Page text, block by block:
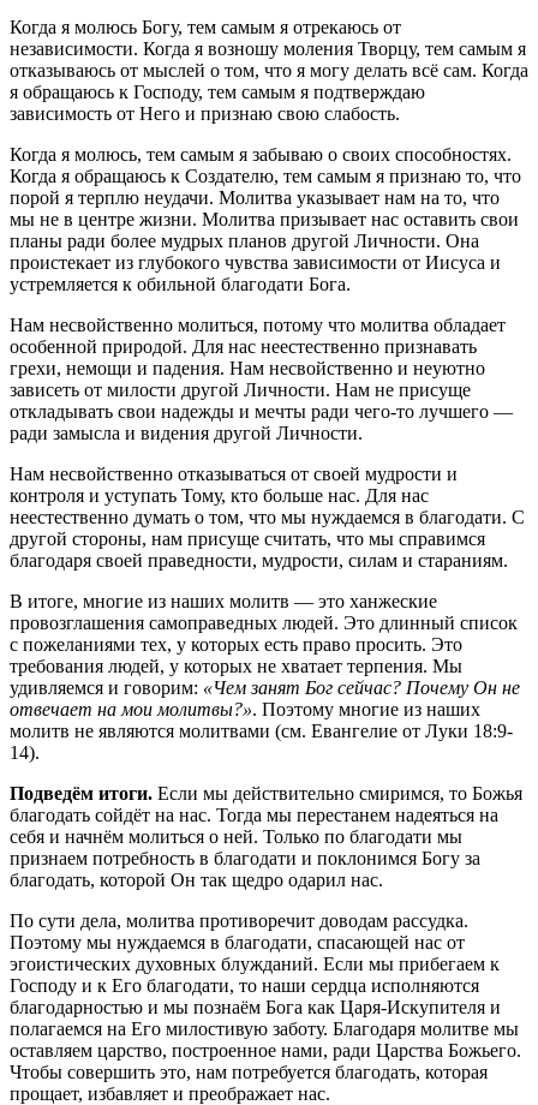
Когда я молюсь Богу, тем самым я отрекаюсь от
независимости. Когда я возношу моления Творцу, тем самым я
отказываюсь от мыслей о том, что я могу делать всё сам. Когда
я обращаюсь к Господу, тем самым я подтверждаю
зависимость от Него и признаю свою слабость.
Когда я молюсь, тем самым я забываю о своих способностях.
Когда я обращаюсь к Создателю, тем самым я признаю то, что
порой я терплю неудачи. Молитва указывает нам на то, что
мы не в центре жизни. Молитва призывает нас оставить свои
планы ради более мудрых планов другой Личности. Она
проистекает из глубокого чувства зависимости от Иисуса и
устремляется к обильной благодати Бога.
Нам несвойственно молиться, потому что молитва обладает
особенной природой. Для нас неестественно признавать
грехи, немощи и падения. Нам несвойственно и неуютно
зависеть от милости другой Личности. Нам не присуще
откладывать свои надежды и мечты ради чего-то лучшего —
ради замысла и видения другой Личности.
Нам несвойственно отказываться от своей мудрости и
контроля и уступать Тому, кто больше нас. Для нас
неестественно думать о том, что мы нуждаемся в благодати. С
другой стороны, нам присуще считать, что мы справимся
благодаря своей праведности, мудрости, силам и стараниям.
В итоге, многие из наших молитв — это ханжеские
провозглашения самоправедных людей. Это длинный список
с пожеланиями тех, у которых есть право просить. Это
требования людей, у которых не хватает терпения. Мы
удивляемся и говорим: «Чем занят Бог сейчас? Почему Он не
отвечает на мои молитвы?». Поэтому многие из наших
молитв не являются молитвами (см. Евангелие от Луки 18:9-
14).
Подведём итоги. Если мы действительно смиримся, то Божья
благодать сойдёт на нас. Тогда мы перестанем надеяться на
себя и начнём молиться о ней. Только по благодати мы
признаем потребность в благодати и поклонимся Богу за
благодать, которой Он так щедро одарил нас.
По сути дела, молитва противоречит доводам рассудка.
Поэтому мы нуждаемся в благодати, спасающей нас от
эгоистических духовных блужданий. Если мы прибегаем к
Господу и к Его благодати, то наши сердца исполняются
благодарностью и мы познаём Бога как Царя-Искупителя и
полагаемся на Его милостивую заботу. Благодаря молитве мы
оставляем царство, построенное нами, ради Царства Божьего.
Чтобы совершить это, нам потребуется благодать, которая
прощает, избавляет и преображает нас.